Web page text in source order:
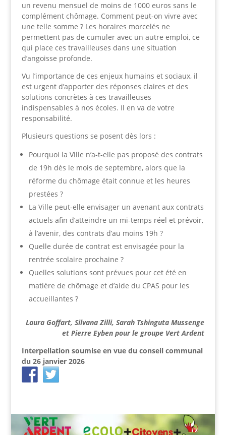
un revenu mensuel de moins de 1000 euros sans le
complément chômage. Comment peut-on vivre avec
une telle somme ? Les horaires morcelés ne
permettent pas de cumuler avec un autre emploi, ce
qui place ces travailleuses dans une situation
d’angoisse profonde.
Vu l’importance de ces enjeux humains et sociaux, il
est urgent d’apporter des réponses claires et des
solutions concrètes à ces travailleuses
indispensables à nos écoles. Il en va de votre
responsabilité.
Plusieurs questions se posent dès lors :
Pourquoi la Ville n’a-t-elle pas proposé des contrats
de 19h dès le mois de septembre, alors que la
réforme du chômage était connue et les heures
prestées ?
La Ville peut-elle envisager un avenant aux contrats
actuels afin d’atteindre un mi-temps réel et prévoir,
à l’avenir, des contrats d’au moins 19h ?
Quelle durée de contrat est envisagée pour la
rentrée scolaire prochaine ?
Quelles solutions sont prévues pour cet été en
matière de chômage et d’aide du CPAS pour les
accueillantes ?
Laura Goffart, Silvana Zilli, Sarah Tshinguta Mussenge
et Pierre Eyben pour le groupe Vert Ardent
Interpellation soumise en vue du conseil communal
du 26 janvier 2026